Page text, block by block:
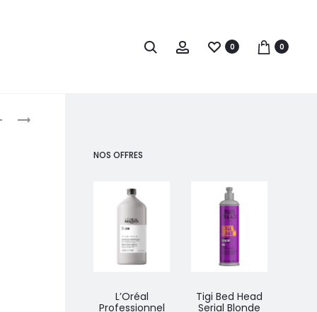
0 0
BALMAIN
BALMAIN
NOS OFFRES
L’Oréal
Professionnel
Tigi Bed Head
Serial Blonde